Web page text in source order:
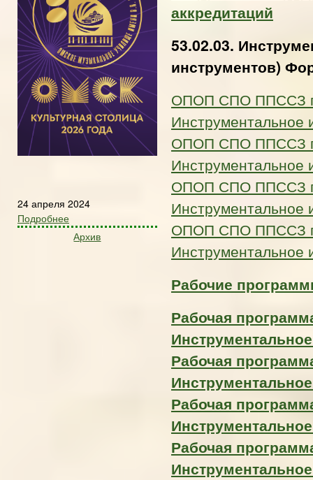
24 апреля 2024
Подробнее
Архив
аккредитаций
53.02.03.
инструментов)
ОПОП СПО ППССЗ
Инструментальное
ОПОП СПО ППССЗ
Инструментальное
ОПОП СПО ППССЗ
Инструментальное
ОПОП СПО ППССЗ
Инструментальное
Рабочие
Рабочая
Рабочая
Рабочая
Рабочая